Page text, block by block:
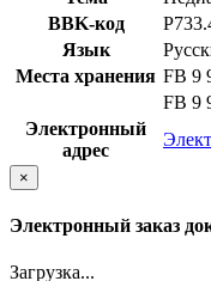
BBK-код
Язык
Места хранения FB 9
FB 9
Электронный
адрес
×
Электронный заказ
Загрузка...